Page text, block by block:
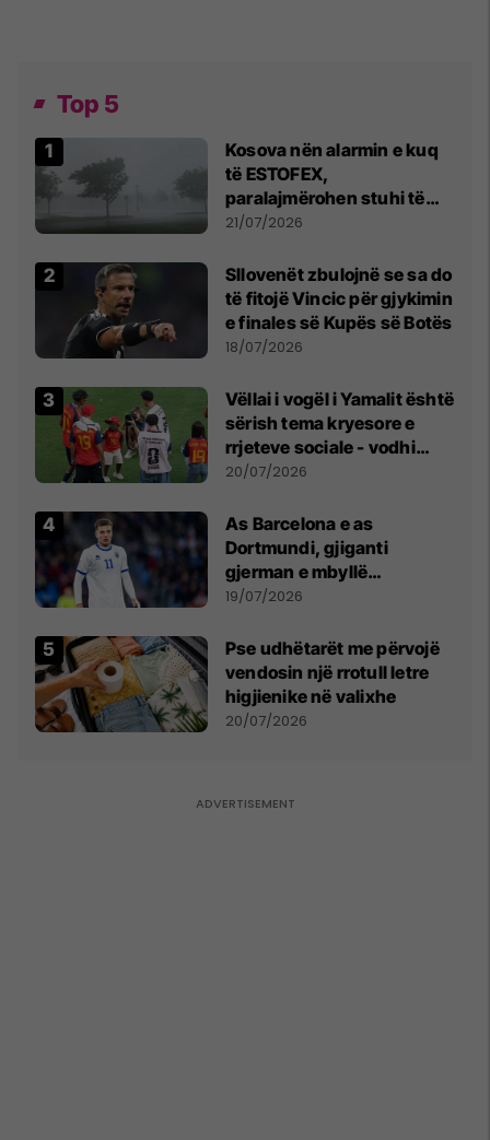
Top 5
Kosova nën alarmin e kuq
të ESTOFEX,
paralajmërohen stuhi të
fuqishme me breshër dhe
21/07/2026
Sllovenët zbulojnë se sa do
të fitojë Vincic për gjykimin
e finales së Kupës së Botës
18/07/2026
Vëllai i vogël i Yamalit është
sërish tema kryesore e
rrjeteve sociale - vodhi
vëmendjen pas finales së
20/07/2026
As Barcelona e as
Dortmundi, gjiganti
gjerman e mbyllë
marrëveshjen për Fisnik
19/07/2026
Pse udhëtarët me përvojë
vendosin një rrotull letre
higjienike në valixhe
20/07/2026